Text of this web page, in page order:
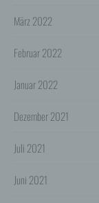
März 2022
Februar 2022
Januar 2022
Dezember 2021
Juli 2021
Juni 2021
3.
Die
genannten
- Die
und
- Die